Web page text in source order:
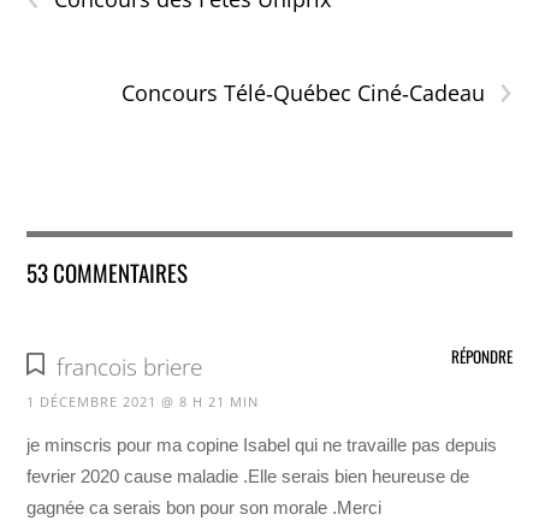
›
Concours Télé‐Québec Ciné‐Cadeau
53 COMMENTAIRES
francois briere
1 DÉCEMBRE 2021 @ 8 H 21 MIN
je minscris pour ma copine Isabel qui ne travaille pas depuis
fevrier 2020 cause maladie .Elle serais bien heureuse de
gagnée ca serais bon pour son morale .Merci
RÉPONDRE